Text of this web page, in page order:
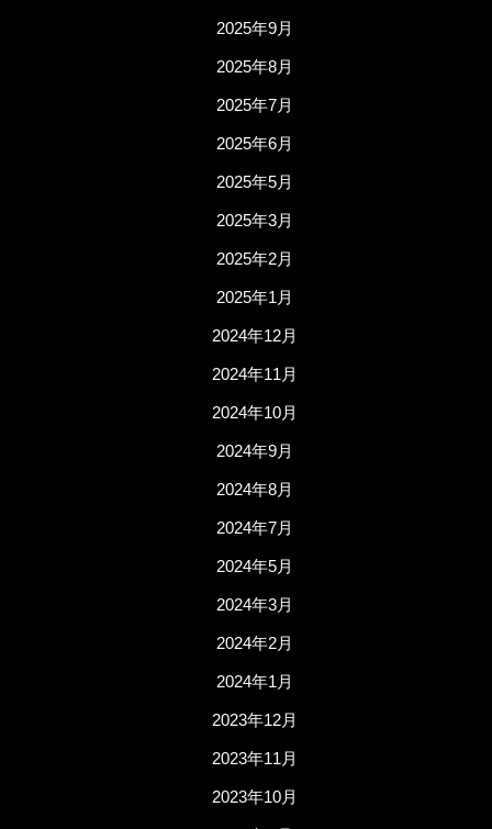
2025年9月
2025年8月
2025年7月
2025年6月
2025年5月
2025年3月
2025年2月
2025年1月
2024年12月
2024年11月
2024年10月
2024年9月
2024年8月
2024年7月
2024年5月
2024年3月
2024年2月
2024年1月
2023年12月
2023年11月
2023年10月